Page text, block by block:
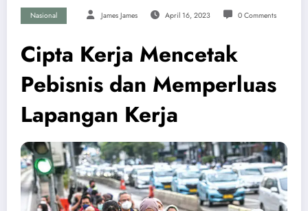
Nasional James James April 16, 2023 0 Comments
Cipta Kerja Mencetak
Pebisnis dan Memperluas
Lapangan Kerja